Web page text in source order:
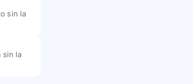
sin la
sin la